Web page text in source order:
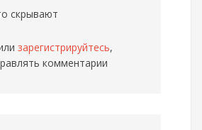
скрывают
зарегистрируйтесь,
комментарии